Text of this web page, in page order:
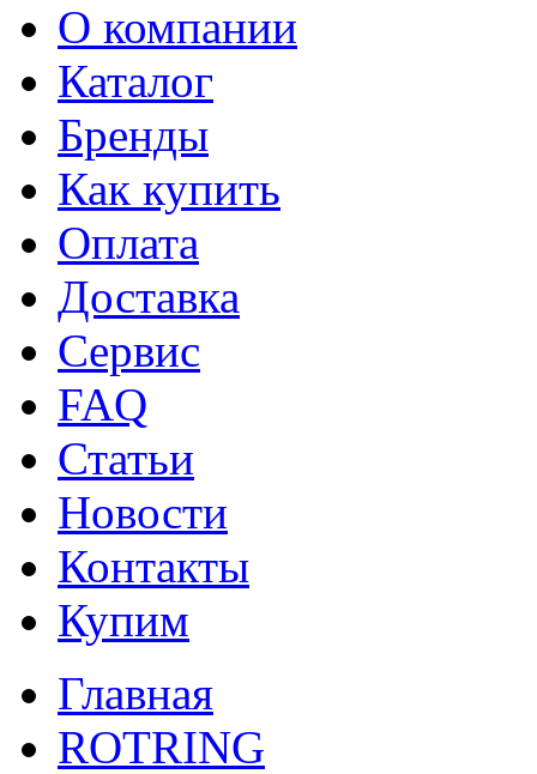
О компании
Каталог
Бренды
Как купить
Оплата
Доставка
Сервис
FAQ
Статьи
Новости
Контакты
Купим
Главная
ROTRING